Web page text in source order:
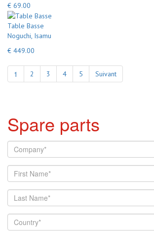
€ 69.00
Table Basse
Noguchi, Isamu
€ 449.00
1 2 3 4 5 Suivant
Spare parts